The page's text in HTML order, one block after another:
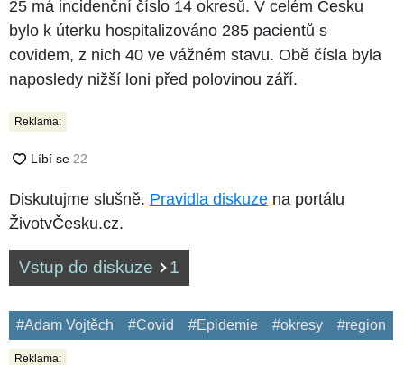
25 má incidenční číslo 14 okresů. V celém Česku
bylo k úterku hospitalizováno 285 pacientů s
covidem, z nich 40 ve vážném stavu. Obě čísla byla
naposledy nižší loni před polovinou září.
Reklama:
Diskutujme slušně. Pravidla diskuze na portálu
ŽivotvČesku.cz.
Vstup do diskuze 1
#Adam Vojtěch #Covid #Epidemie #okresy #region
Reklama: